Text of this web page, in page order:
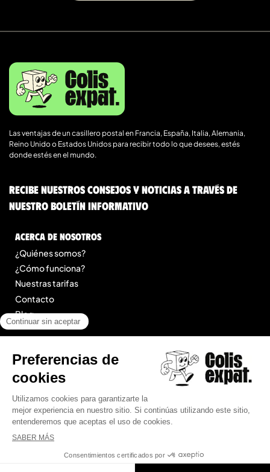
Las ventajas de un casillero postal en Francia, España, Italia, Alemania,
Reino Unido o Estados Unidos para recibir todo lo que desees, estés
donde estés en el mundo.
Recibe nuestros consejos y noticias a través de
nuestro boletín informativo
Acerca de nosotros
¿Quiénes somos?
¿Cómo funciona?
Nuestras tarifas
Contacto
Blog
Menciones legales
Condiciones Generales de Prestación de Servicios
Mapa del sitio
© 2025 Colis Expat.